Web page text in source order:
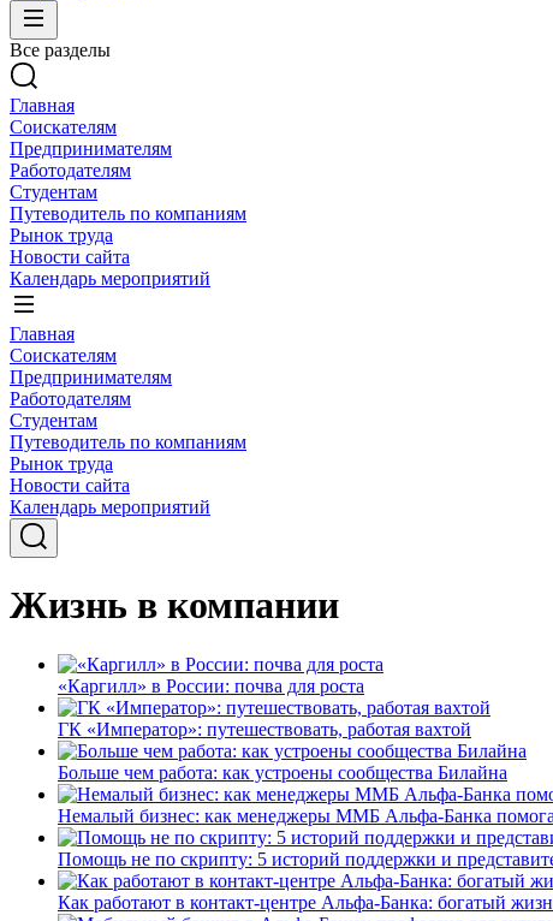
Все разделы
Главная
Соискателям
Предпринимателям
Работодателям
Студентам
Путеводитель по компаниям
Рынок труда
Новости сайта
Календарь мероприятий
Главная
Соискателям
Предпринимателям
Работодателям
Студентам
Путеводитель по компаниям
Рынок труда
Новости сайта
Календарь мероприятий
Жизнь в компании
«Каргилл» в России: почва для роста
ГК «Император»: путешествовать, работая вахтой
Больше чем работа: как устроены сообщества Билайна
Немалый бизнес: как менеджеры ММБ Альфа-Банка
Помощь не по скрипту: 5 историй поддержки и
Как работают в контакт-центре Альфа-Банка: богатый